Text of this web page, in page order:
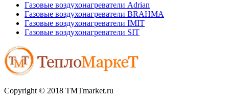
Газовые воздухонагреватели Adrian
Газовые воздухонагреватели BRAHMA
Газовые воздухонагреватели IMIT
Газовые воздухонагреватели SIT
Copyright © 2018 TMTmarket.ru